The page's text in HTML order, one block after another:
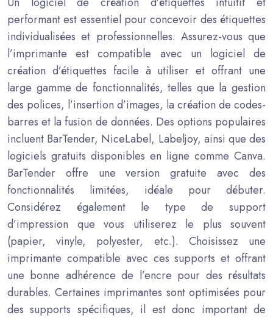
performant est essentiel pour concevoir des étiquettes
individualisées et professionnelles. Assurez-vous que
l’imprimante est compatible avec un logiciel de
création d’étiquettes facile à utiliser et offrant une
large gamme de fonctionnalités, telles que la gestion
des polices, l’insertion d’images, la création de codes-
barres et la fusion de données. Des options populaires
incluent BarTender, NiceLabel, Labeljoy, ainsi que des
logiciels gratuits disponibles en ligne comme Canva.
BarTender offre une version gratuite avec des
fonctionnalités limitées, idéale pour débuter.
Considérez également le type de support
d’impression que vous utiliserez le plus souvent
(papier, vinyle, polyester, etc.). Choisissez une
imprimante compatible avec ces supports et offrant
une bonne adhérence de l’encre pour des résultats
durables. Certaines imprimantes sont optimisées pour
des supports spécifiques, il est donc important de